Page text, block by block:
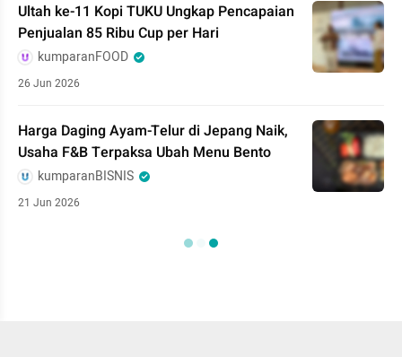
Ultah ke-11 Kopi TUKU Ungkap Pencapaian
Penjualan 85 Ribu Cup per Hari
kumparanFOOD
26 Jun 2026
Harga Daging Ayam-Telur di Jepang Naik,
Usaha F&B Terpaksa Ubah Menu Bento
kumparanBISNIS
21 Jun 2026